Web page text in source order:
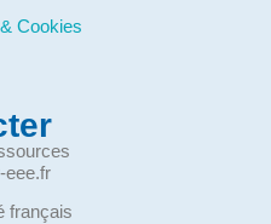
Cookies
eee.fr
français